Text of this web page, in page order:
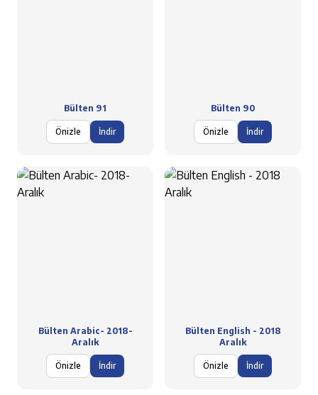
Bülten 91
Önizle İndir
Bülten 90
Önizle İndir
Bülten Arabic- 2018-
Aralık
Önizle İndir
Bülten English - 2018
Aralık
Önizle İndir